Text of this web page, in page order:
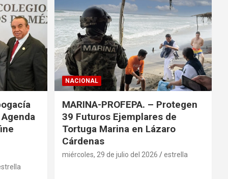
NACIONAL
MARINA-PROFEPA. – Protegen
39 Futuros Ejemplares de
Tortuga Marina en Lázaro
Cárdenas
miércoles, 29 de julio del 2026 estrella